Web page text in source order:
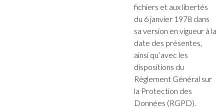
fichiers et aux libertés
du 6 janvier 1978 dans
sa version en vigueur à la
date des présentes,
ainsi qu’avec les
dispositions du
Règlement Général sur
la Protection des
Données (RGPD).